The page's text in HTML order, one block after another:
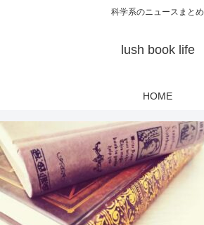
科学系のニュースまとめ
lush book life
HOME